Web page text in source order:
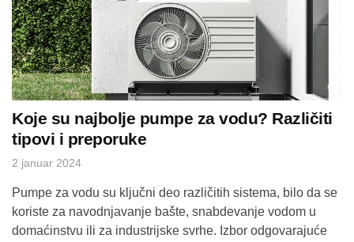
Koje su najbolje pumpe za vodu? Različiti
tipovi i preporuke
2 januar 2024
Pumpe za vodu su ključni deo različitih sistema, bilo da se
koriste za navodnjavanje bašte, snabdevanje vodom u
domaćinstvu ili za industrijske svrhe. Izbor odgovarajuće